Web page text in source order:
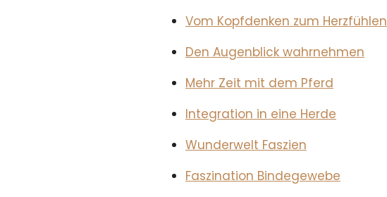
Vom Kopfdenken zum Herzfühlen
Den Augenblick wahrnehmen
Mehr Zeit mit dem Pferd
Integration in eine Herde
Wunderwelt Faszien
Faszination Bindegewebe